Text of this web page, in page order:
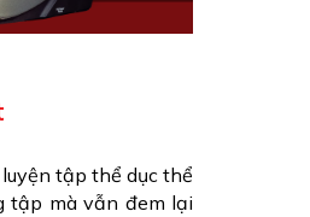
tập thể dục thể
tập mà vẫn đem lại